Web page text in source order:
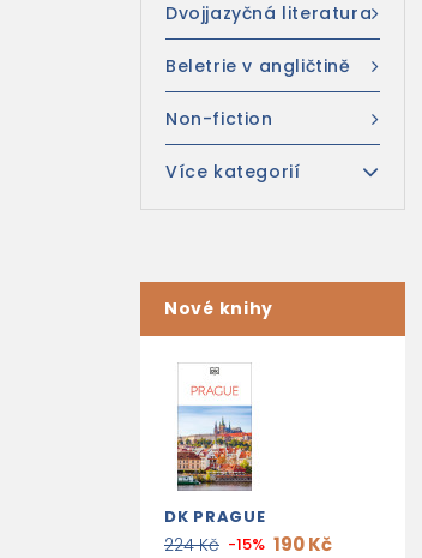
Dvojjazyčná literatura
Beletrie v angličtině
Non-fiction
Více kategorií
Nové knihy
DK PRAGUE
224 Kč -15% 190 Kč